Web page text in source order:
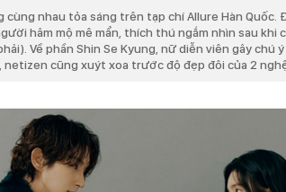
cùng nhau tỏa sáng trên tạp chí Allure Hàn Quốc.
hâm mộ mê mẩn, thích thú ngắm nhìn sau khi
Về phần Shin Se Kyung, nữ diễn viên gây chú
netizen cũng xuýt xoa trước độ đẹp đôi của 2